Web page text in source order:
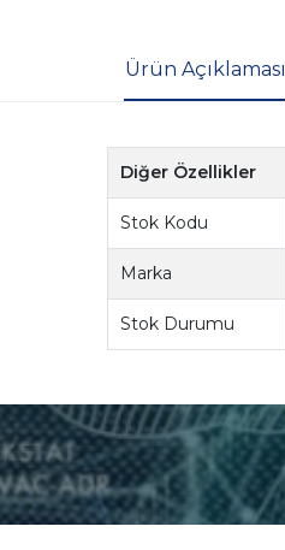
Ürün Açıklaması
Diğer Özellikler
Stok Kodu
Marka
Stok Durumu